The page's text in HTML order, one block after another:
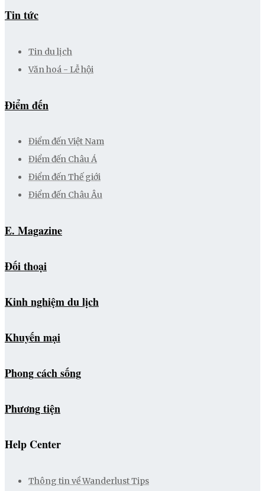
Tin tức
Tin du lịch
Văn hoá - Lễ hội
Điểm đến
Điểm đến Việt Nam
Điểm đến Châu Á
Điểm đến Thế giới
Điểm đến Châu Âu
E. Magazine
Đối thoại
Kinh nghiệm du lịch
Khuyến mại
Phong cách sống
Phương tiện
Help Center
Thông tin về Wanderlust Tips